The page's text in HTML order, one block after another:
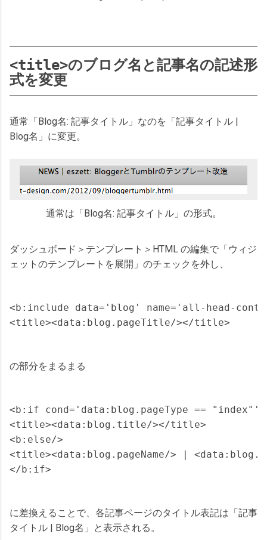
<title>のブログ名と記事名の記述形
式を変更
通常「Blog名: 記事タイトル」なのを「記事タイトル |
Blog名」に変更。
通常は「Blog名: 記事タイトル」の形式。
ダッシュボード＞テンプレート＞HTML の編集で「ウィジ
ェットのテンプレートを展開」のチェックを外し、
<b:include data='blog' name='all-head-
の部分をまるまる
<b:if cond='data:blog.pageType == "index"'>
<title><data:blog.title/></title>
<b:else/>
<title><data:blog.pageName/> |
に差換えることで、各記事ページのタイトル表記は「記事
タイトル | Blog名」と表示される。